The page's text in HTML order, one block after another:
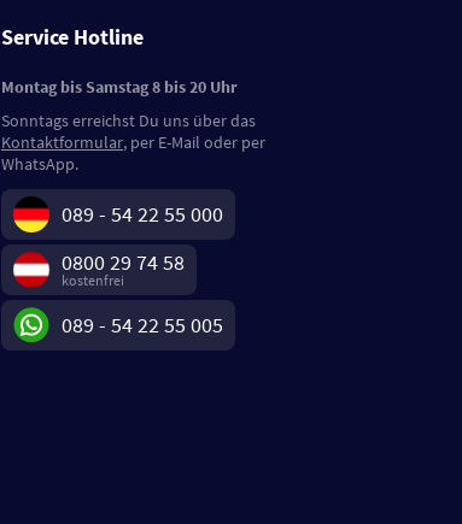
Service Hotline
Montag bis Samstag 8 bis 20 Uhr
Sonntags erreichst Du uns über das
Kontaktformular, per E-Mail oder per
WhatsApp.
089 - 54 22 55 000
0800 29 74 58
kostenfrei
089 - 54 22 55 005